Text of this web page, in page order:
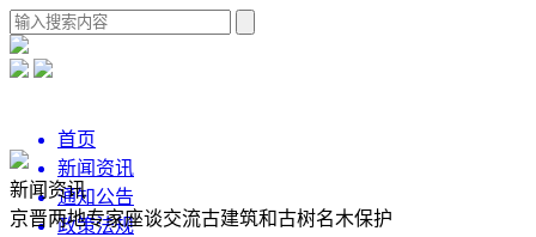
首页
新闻资讯
通知公告
政策法规
新闻资讯
京晋两地专家座谈交流古建筑和古树名木保护